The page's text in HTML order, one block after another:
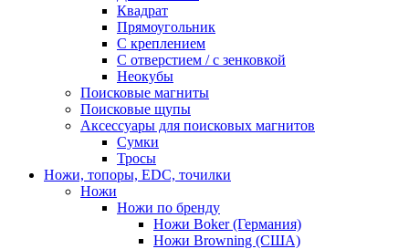
Квадрат
Прямоугольник
С креплением
С отверстием / с зенковкой
Неокубы
Поисковые магниты
Поисковые щупы
Аксессуары для поисковых магнитов
Сумки
Тросы
Ножи, топоры, EDC, точилки
Ножи
Ножи по бренду
Ножи Boker (Германия)
Ножи Browning (США)